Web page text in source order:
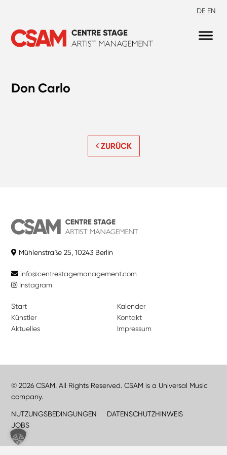
DE EN
Don Carlo
ZURÜCK
Mühlenstraße 25, 10243 Berlin
info@centrestagemanagement.com
Instagram
Start
Künstler
Aktuelles
Kalender
Kontakt
Impressum
© 2026 CSAM. All Rights Reserved. CSAM is a Universal Music
company.
NUTZUNGSBEDINGUNGEN
DATENSCHUTZHINWEIS
JOBS